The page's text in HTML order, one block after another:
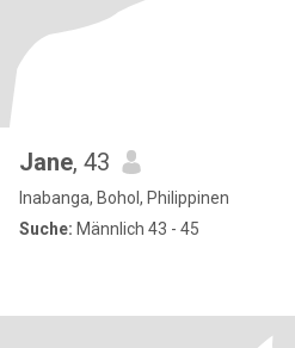
Jane, 43
Inabanga, Bohol, Philippinen
Suche: Männlich 43 - 45